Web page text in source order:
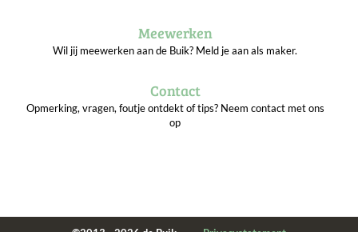
Meewerken
Wil jij meewerken aan de Buik? Meld je aan als maker.
Contact
Opmerking, vragen, foutje ontdekt of tips? Neem contact met ons
op